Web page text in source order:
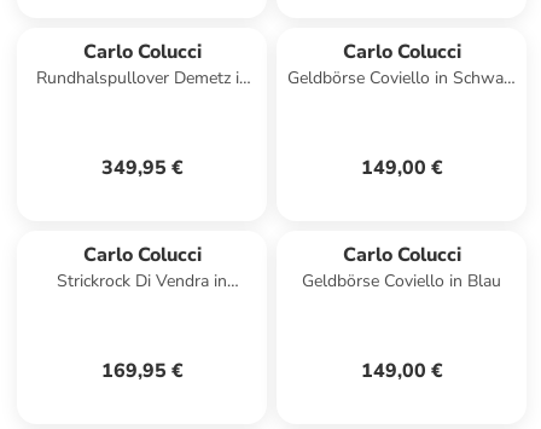
Carlo Colucci
Rundhalspullover Demetz in
349,95 €
Carlo Colucci
Geldbörse Coviello in Schwarz
149,00 €
Carlo Colucci
Strickrock Di Vendra in
169,95 €
Carlo Colucci
Geldbörse Coviello in Blau
149,00 €